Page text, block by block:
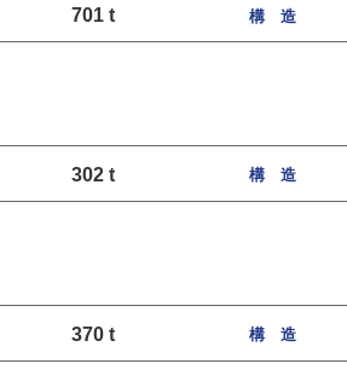
701 t 構 造
302 t 構 造
370 t 構 造